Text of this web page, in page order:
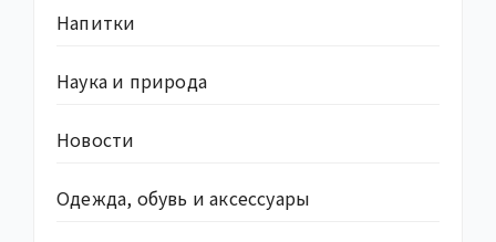
Напитки
Наука и природа
Новости
Одежда, обувь и аксессуары